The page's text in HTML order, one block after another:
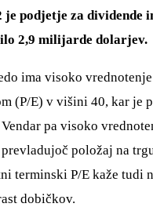
je podjetje za dividende
2,9 milijarde dolarjev.
ima visoko
(P/E) v višini 40, kar je
pa visoko
položaj na
terminski P/E kaže tudi
dobičkov.